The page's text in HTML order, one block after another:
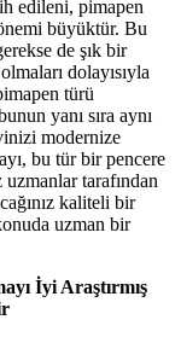
edileni, pimapen
büyüktür. Bu
de şık bir
dolayısıyla
türü
yanı sıra aynı
modernize
bu tür bir pencere
tarafından
kaliteli bir
uzman bir
İyi Araştırmış